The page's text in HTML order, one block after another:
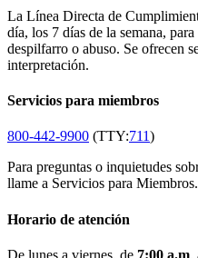
La Línea Directa de
día, los 7 días de la semana,
despilfarro o abuso. Se ofrecen
interpretación.
Servicios para miembros
800-442-9900 (TTY:711)
Para preguntas o inquietudes
llame a Servicios para Miembros.
Horario de atención
De lunes a viernes, de 7:00 a.m.